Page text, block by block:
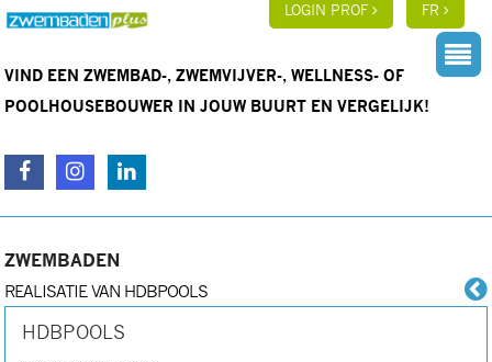
LOGIN PROF FR
VIND EEN ZWEMBAD-, ZWEMVIJVER-, WELLNESS- OF
POOLHOUSEBOUWER IN JOUW BUURT EN VERGELIJK!
ZWEMBADEN
REALISATIE VAN HDBPOOLS
HDBPOOLS